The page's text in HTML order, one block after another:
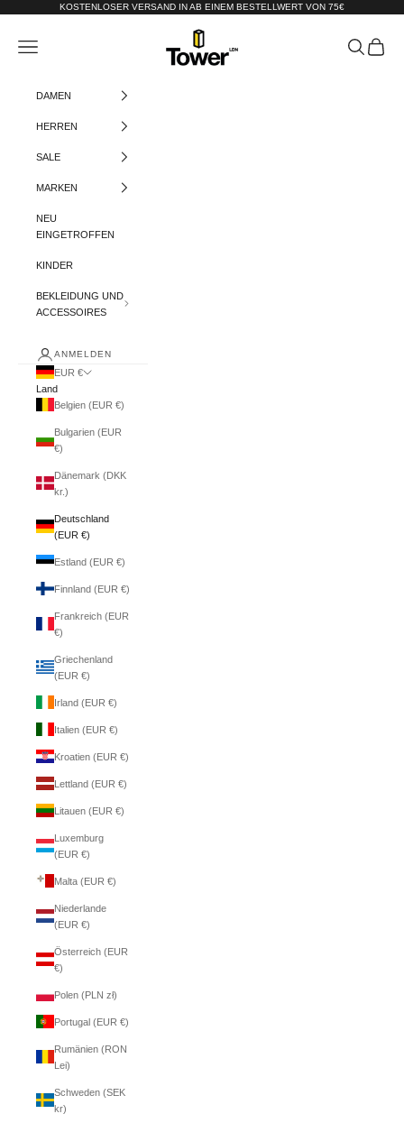
Zum Inhalt springenKOSTENLOSER VERSAND IN AB EINEM BESTELLWERT VON 75€
Tower-London.De
Menü Suchen
DAMEN
HERREN
SALE
MARKEN
NEU
EINGETROFFEN
KINDER
BEKLEIDUNG UND
ACCESSOIRES
ANMELDEN
EUR €
Land
Belgien (EUR €)
Bulgarien (EUR
€)
Dänemark (DKK
kr.)
Deutschland
(EUR €)
Estland (EUR €)
Finnland (EUR €)
Frankreich (EUR
€)
Griechenland
(EUR €)
Irland (EUR €)
Italien (EUR €)
Kroatien (EUR €)
Lettland (EUR €)
Litauen (EUR €)
Luxemburg
(EUR €)
Malta (EUR €)
Niederlande
(EUR €)
Österreich (EUR
€)
Polen (PLN zł)
Portugal (EUR €)
Rumänien (RON
Lei)
Schweden (SEK
kr)